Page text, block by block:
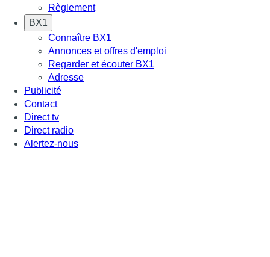
Règlement
BX1
Connaître BX1
Annonces et offres d'emploi
Regarder et écouter BX1
Adresse
Publicité
Contact
Direct tv
Direct radio
Alertez-nous